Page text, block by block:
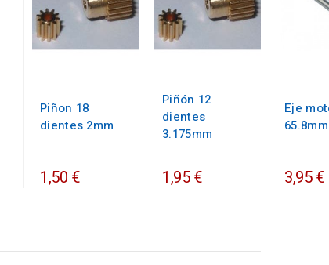
Piñon 18
dientes 2mm
1,50 €
Piñón 12
dientes
3.175mm
1,95 €
Eje
65.8mm
3,95 €